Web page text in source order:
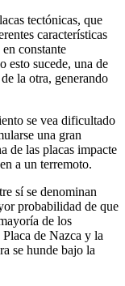
tectónicas, que
características
constante
esto sucede, una de
la otra, generando
se vea dificultado
una gran
de las placas impacte
a un terremoto.
sí se denominan
probabilidad de que
de los
de Nazca y la
se hunde bajo la